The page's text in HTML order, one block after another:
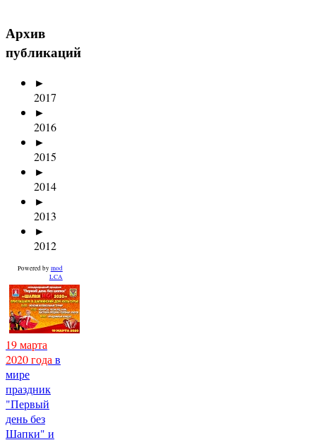
Архив
публикаций
►
2017
►
2016
►
2015
►
2014
►
2013
►
2012
Powered by mod
LCA
19 марта
2020 года в
мире
праздник
"Первый
день без
Шапки" и